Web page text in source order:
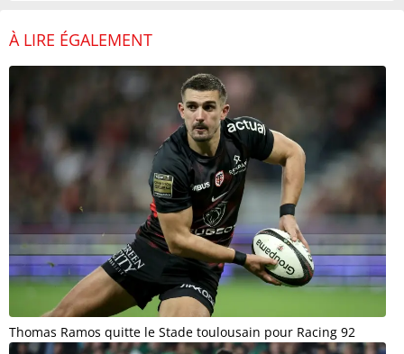
À LIRE ÉGALEMENT
Thomas Ramos quitte le Stade toulousain pour Racing 92